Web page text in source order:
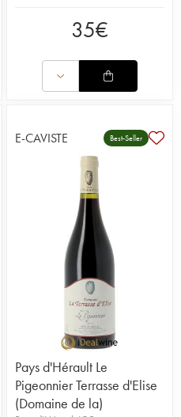
35€
E-CAVISTE Best-Seller
Pays d'Hérault Le
Pigeonnier Terrasse d'Elise
(Domaine de la)